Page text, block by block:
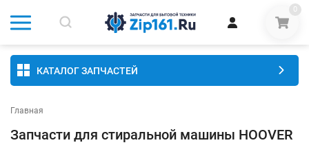
0
КАТАЛОГ ЗАПЧАСТЕЙ
Главная
Запчасти для стиральной машины HOOVER